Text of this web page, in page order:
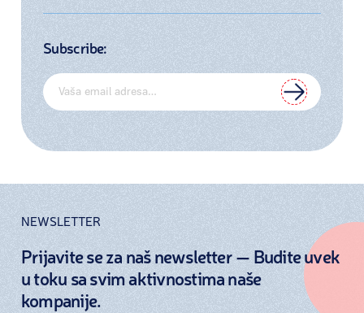
Subscribe:
NEWSLETTER
Prijavite se za naš newsletter — Budite uvek
u toku sa svim aktivnostima naše
kompanije.